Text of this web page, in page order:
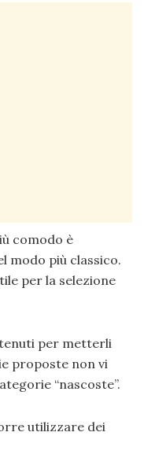
comodo è
modo più classico.
per la selezione
per metterli
proposte non vi
“nascoste”.
utilizzare dei